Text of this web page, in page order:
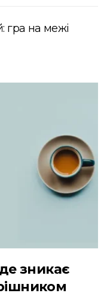
гра на межі
зникає